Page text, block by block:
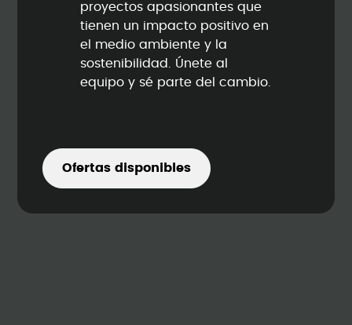
proyectos apasionantes que
tienen un impacto positivo en
el medio ambiente y la
sostenibilidad. Únete al
equipo y sé parte del cambio.
Ofertas disponibles